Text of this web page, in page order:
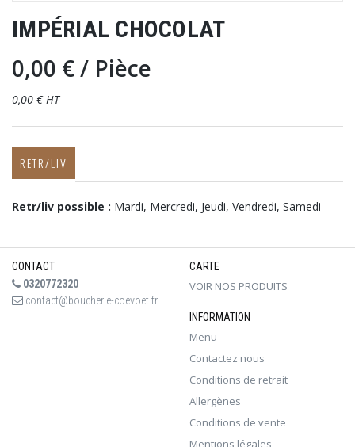
IMPÉRIAL CHOCOLAT
0,00 €/ Pièce
0,00 € HT
RETR/LIV
Retr/liv possible : Mardi, Mercredi, Jeudi, Vendredi, Samedi
CONTACT
0320772320
contact@boucherie-coevoet.fr
CARTE
VOIR NOS PRODUITS
INFORMATION
Menu
Contactez nous
Conditions de retrait
Allergènes
Conditions de vente
Mentions légales